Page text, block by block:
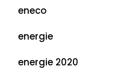
eneco
energie
energie 2020